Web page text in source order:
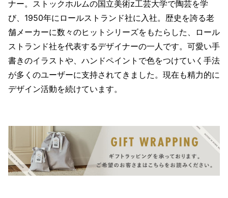
ナー。ストックホルムの国立美術z工芸大学で陶芸を学
び、1950年にロールストランド社に入社。歴史を誇る老
舗メーカーに数々のヒットシリーズをもたらした、ロール
ストランド社を代表するデザイナーの一人です。可愛い手
書きのイラストや、ハンドペイントで色をつけていく手法
が多くのユーザーに支持されてきました。現在も精力的に
デザイン活動を続けています。